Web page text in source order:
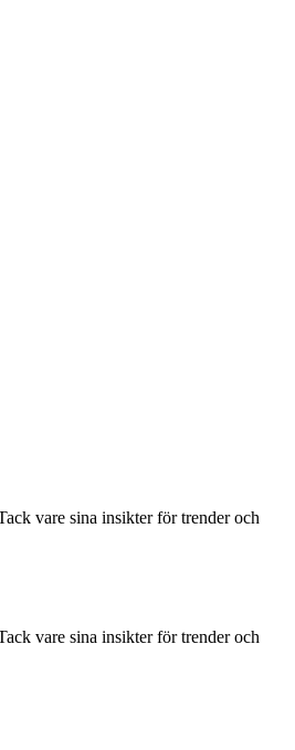
vare sina insikter för trender och
vare sina insikter för trender och